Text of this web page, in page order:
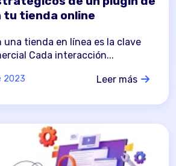
tu tienda online
una tienda en línea es la clave
Cada interacción...
2023 Leer más